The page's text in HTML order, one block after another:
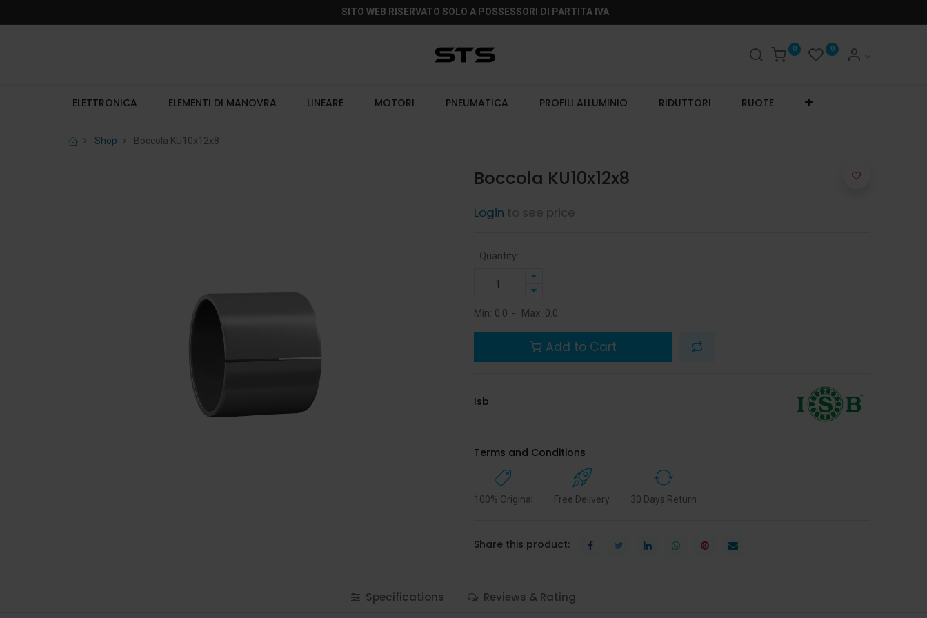
SITO WEB RISERVATO SOLO A POSSESSORI DI PARTITA IVA
0 0
ELETTRONICA ELEMENTI DI MANOVRA LINEARE MOTORI PNEUMATICA PROFILI ALLUMINIO RIDUTTORI RUOTE
Shop Boccola KU10x12x8
Boccola KU10x12x8
Login to see price
Quantity:
Min: 0.0 - Max: 0.0
Add to Cart
Isb
Terms and Conditions
100% Original Free Delivery 30 Days Return
Share this product:
Specifications Reviews & Rating